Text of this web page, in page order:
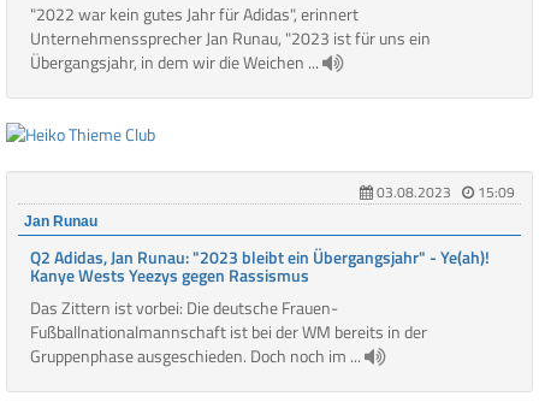
"2022 war kein gutes Jahr für Adidas", erinnert
Unternehmenssprecher Jan Runau, "2023 ist für uns ein
Übergangsjahr, in dem wir die Weichen ...
03.08.2023 15:09
Jan Runau
Q2 Adidas, Jan Runau: "2023 bleibt ein Übergangsjahr" - Ye(ah)!
Kanye Wests Yeezys gegen Rassismus
Das Zittern ist vorbei: Die deutsche Frauen-
Fußballnationalmannschaft ist bei der WM bereits in der
Gruppenphase ausgeschieden. Doch noch im ...